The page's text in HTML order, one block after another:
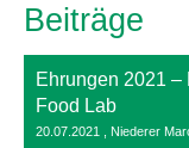
Beiträge
Ehrungen 2021 –
Food Lab
20.07.2021 , Niederer